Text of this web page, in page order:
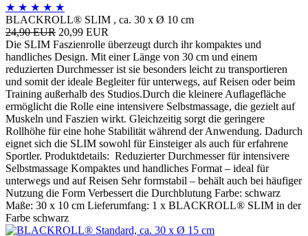
★ ★ ★ ★ ★
BLACKROLL® SLIM , ca. 30 x Ø 10 cm
24,90 EUR 20,99 EUR
Die SLIM Faszienrolle überzeugt durch ihr kompaktes und
handliches Design. Mit einer Länge von 30 cm und einem
reduzierten Durchmesser ist sie besonders leicht zu transportieren
und somit der ideale Begleiter für unterwegs, auf Reisen oder beim
Training außerhalb des Studios.Durch die kleinere Auflagefläche
ermöglicht die Rolle eine intensivere Selbstmassage, die gezielt auf
Muskeln und Faszien wirkt. Gleichzeitig sorgt die geringere
Rollhöhe für eine hohe Stabilität während der Anwendung. Dadurch
eignet sich die SLIM sowohl für Einsteiger als auch für erfahrene
Sportler. Produktdetails: Reduzierter Durchmesser für intensivere
Selbstmassage Kompaktes und handliches Format – ideal für
unterwegs und auf Reisen Sehr formstabil – behält auch bei häufiger
Nutzung die Form Verbessert die Durchblutung Farbe: schwarz
Maße: 30 x 10 cm Lieferumfang: 1 x BLACKROLL® SLIM in der
Farbe schwarz